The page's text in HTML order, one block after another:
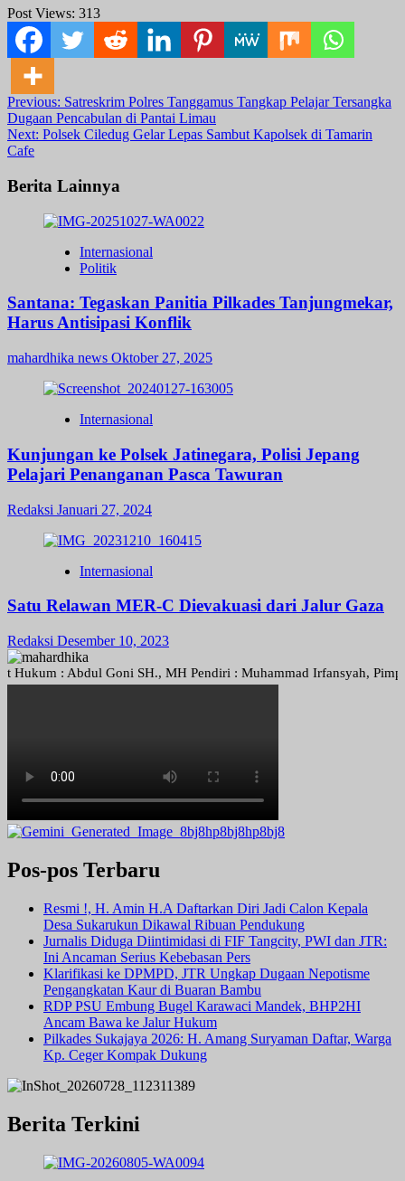
Post Views: 313
Post
navigation
Previous: Satreskrim Polres Tanggamus Tangkap Pelajar Tersangka
Dugaan Pencabulan di Pantai Limau
Next: Polsek Ciledug Gelar Lepas Sambut Kapolsek di Tamarin
Cafe
Berita Lainnya
Internasional
Politik
Santana: Tegaskan Panitia Pilkades Tanjungmekar,
Harus Antisipasi Konflik
mahardhika news Oktober 27, 2025
Internasional
Kunjungan ke Polsek Jatinegara, Polisi Jepang
Pelajari Penanganan Pasca Tawuran
Redaksi Januari 27, 2024
Internasional
Satu Relawan MER-C Dievakuasi dari Jalur Gaza
Redaksi Desember 10, 2023
: Abdul Goni SH., MH Pendiri : Muhammad Irfansyah,
Pos-pos Terbaru
Resmi !, H. Amin H.A Daftarkan Diri Jadi Calon Kepala
Desa Sukarukun Dikawal Ribuan Pendukung
Jurnalis Diduga Diintimidasi di FIF Tangcity, PWI dan JTR:
Ini Ancaman Serius Kebebasan Pers
Klarifikasi ke DPMPD, JTR Ungkap Dugaan Nepotisme
Pengangkatan Kaur di Buaran Bambu
RDP PSU Embung Bugel Karawaci Mandek, BHP2HI
Ancam Bawa ke Jalur Hukum
Pilkades Sukajaya 2026: H. Amang Suryaman Daftar, Warga
Kp. Ceger Kompak Dukung
Berita Terkini